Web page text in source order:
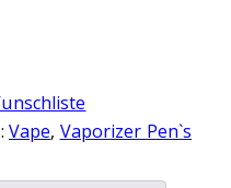
Vape, Vaporizer Pen`s